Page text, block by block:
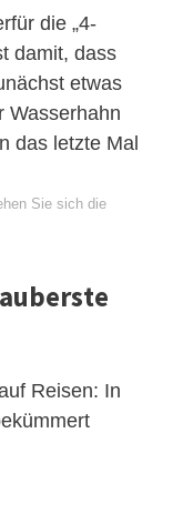
die „4-
damit, dass
etwas
Wasserhahn
das letzte Mal
Sie sich die
Reisen: In